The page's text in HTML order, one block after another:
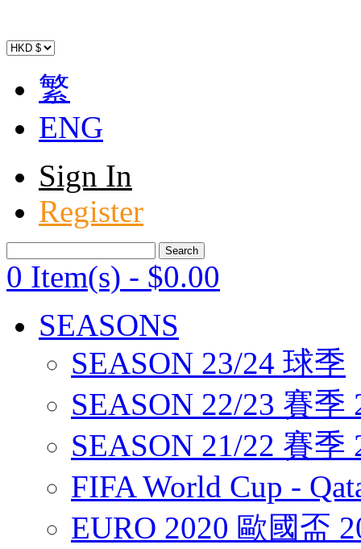
繁
ENG
Sign In
Register
0 Item(s) - $0.00
SEASONS
SEASON 23/24 球季
SEASON 22/23 賽季
SEASON 21/22 賽季
FIFA World Cup -
EURO 2020 歐國盃